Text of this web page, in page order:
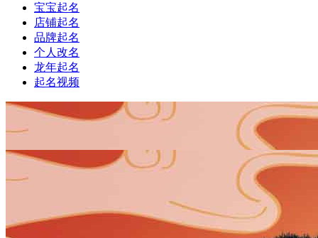
宝宝起名
店铺起名
品牌起名
个人改名
龙年起名
起名视频